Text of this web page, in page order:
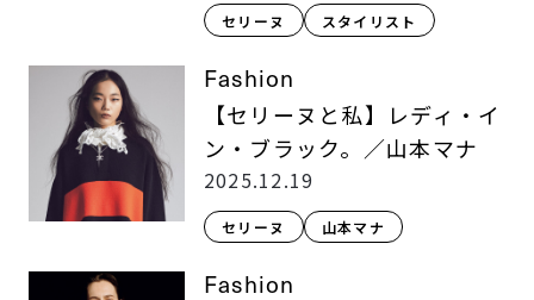
セリーヌ スタイリスト
Fashion
【セリーヌと私】レディ・イ
ン・ブラック。／山本マナ
2025.12.19
セリーヌ 山本マナ
Fashion